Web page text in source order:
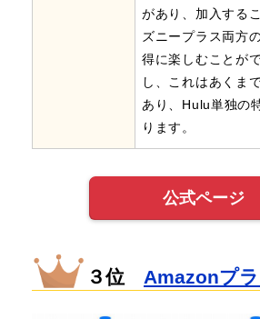
があり、加入する
ズニープラス両方
得に楽しむことが
し、これはあくま
あり、Hulu単独の
ります。
公式ページ
３位 Amazonプ